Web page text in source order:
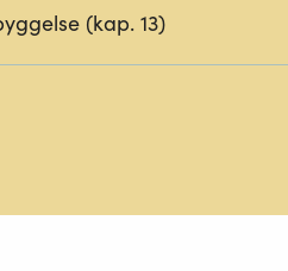
(kap. 13)